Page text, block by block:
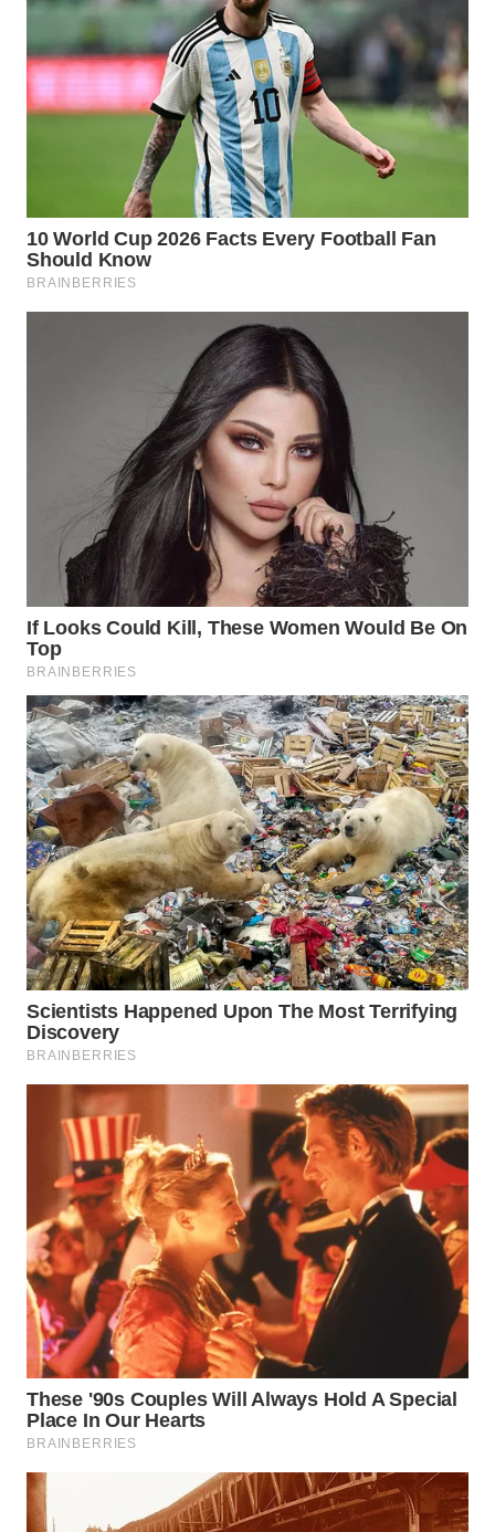
BINJAI
CIREBON
WN
KUNINGAN
SUKABUMI
WN
PURWAKARTA
PRIANGAN
TIMUR
WN
SEMARANG
WN
SOLO
WN
BOROBUDUR
WN
MADURA
WN
SURABAYA
WN
NATUNA
WN
BINTAN
WN
MANDALIKA
WN
LIKUPANG
LABUANBAJO